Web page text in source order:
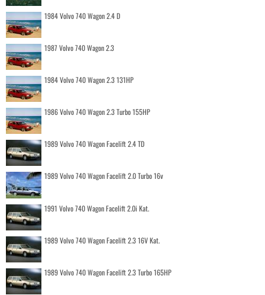
1984 Volvo 740 Wagon 2.4 D
1987 Volvo 740 Wagon 2.3
1984 Volvo 740 Wagon 2.3 131HP
1986 Volvo 740 Wagon 2.3 Turbo 155HP
1989 Volvo 740 Wagon Facelift 2.4 TD
1989 Volvo 740 Wagon Facelift 2.0 Turbo 16v
1991 Volvo 740 Wagon Facelift 2.0i Kat.
1989 Volvo 740 Wagon Facelift 2.3 16V Kat.
1989 Volvo 740 Wagon Facelift 2.3 Turbo 165HP